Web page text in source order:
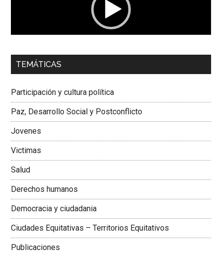
00:00 01:04
Dra. Carolina Corcho Mejía,Presidenta Corporación
Colombiana
TEMÁTICAS
Participación y cultura política
Paz, Desarrollo Social y Postconflicto
Jovenes
Victimas
Salud
Derechos humanos
Democracia y ciudadania
Ciudades Equitativas – Territorios Equitativos
Publicaciones